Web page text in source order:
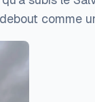
comme